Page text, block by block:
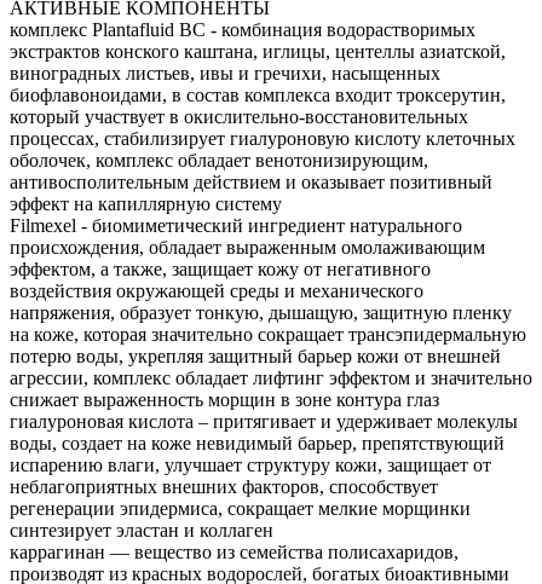
АКТИВНЫЕ КОМПОНЕНТЫ
комплекс Plantafluid BC - комбинация водорастворимых
экстрактов конского каштана, иглицы, центеллы азиатской,
виноградных листьев, ивы и гречихи, насыщенных
биофлавоноидами, в состав комплекса входит троксерутин,
который участвует в окислительно-восстановительных
процессах, стабилизирует гиалуроновую кислоту клеточных
оболочек, комплекс обладает венотонизирующим,
антивосполительным действием и оказывает позитивный
эффект на капиллярную систему
Filmexel - биомиметический ингредиент натурального
происхождения, обладает выраженным омолаживающим
эффектом, а также, защищает кожу от негативного
воздействия окружающей среды и механического
напряжения, образует тонкую, дышащую, защитную пленку
на коже, которая значительно сокращает трансэпидермальную
потерю воды, укрепляя защитный барьер кожи от внешней
агрессии, комплекс обладает лифтинг эффектом и значительно
снижает выраженность морщин в зоне контура глаз
гиалуроновая кислота – притягивает и удерживает молекулы
воды, создает на коже невидимый барьер, препятствующий
испарению влаги, улучшает структуру кожи, защищает от
неблагоприятных внешних факторов, способствует
регенерации эпидермиса, сокращает мелкие морщинки
синтезирует эластан и коллаген
каррагинан — вещество из семейства полисахаридов,
производят из красных водорослей, богатых биоактивными